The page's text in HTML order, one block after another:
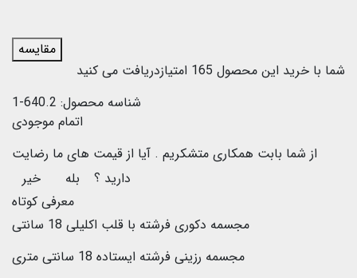
مقایسه
شما با خرید این محصول 165 امتیازدریافت می کنید
شناسه محصول: 640.2-1
اتمام موجودی
از شما بابت همکاری متشکریم . آیا از قیمت های ما رضایت
دارید ؟
بله
خیر
معرفی کوتاه
مجسمه دکوری فرشته با قلب اکلیلی 18 سانتی
مجسمه رزینی فرشته ایستاده 18 سانتی متری